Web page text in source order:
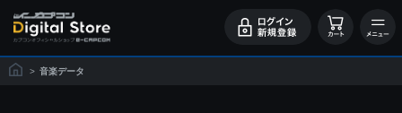
> 音楽データ